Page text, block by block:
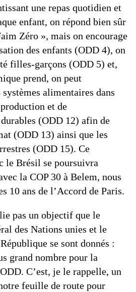
une repas quotidien et
enfant, on répond bien sûr
Zéro », mais on encourage
des enfants (ODD 4), on
filles-garçons (ODD 5) et,
prend, on peut
alimentaires dans
et de
(ODD 12) afin de
(ODD 13) ainsi que les
(ODD 15). Ce
le Brésil se poursuivra
la COP 30 à Belem, nous
10 ans de l’Accord de Paris.
pas un objectif que le
des Nations unies et le
se sont donnés :
grand nombre pour la
C’est, je le rappelle, un
feuille de route pour